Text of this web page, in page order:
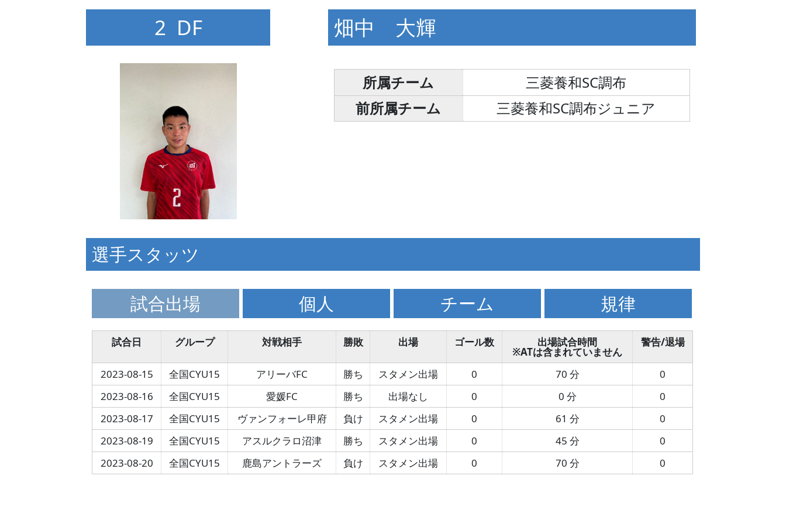
2 DF 畑中 大輝
所属チーム
三菱養和SC調布
前所属チーム
三菱養和SC調布ジュニア
選手スタッツ
試合出場 個人 チーム 規律
試合日 グループ 対戦相手 勝敗 出場 ゴール数 出場試合時間
※ATは含まれていません
警告/退場
2023-08-15 全国CYU15 アリーバFC 勝ち スタメン出場 0 70 分
0
2023-08-16
全国CYU15 愛媛FC 勝ち 出場なし 0 0 分
0
2023-08-17
全国CYU15 ヴァンフォーレ甲府 負け スタメン出場 0 61 分
0
2023-08-19
全国CYU15 アスルクラロ沼津 勝ち スタメン出場 0 45 分
0
2023-08-20
全国CYU15 鹿島アントラーズ 負け スタメン出場 0 70 分 0